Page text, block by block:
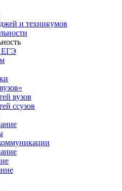
и техникумов
ЕГЭ
вузов
ссузов